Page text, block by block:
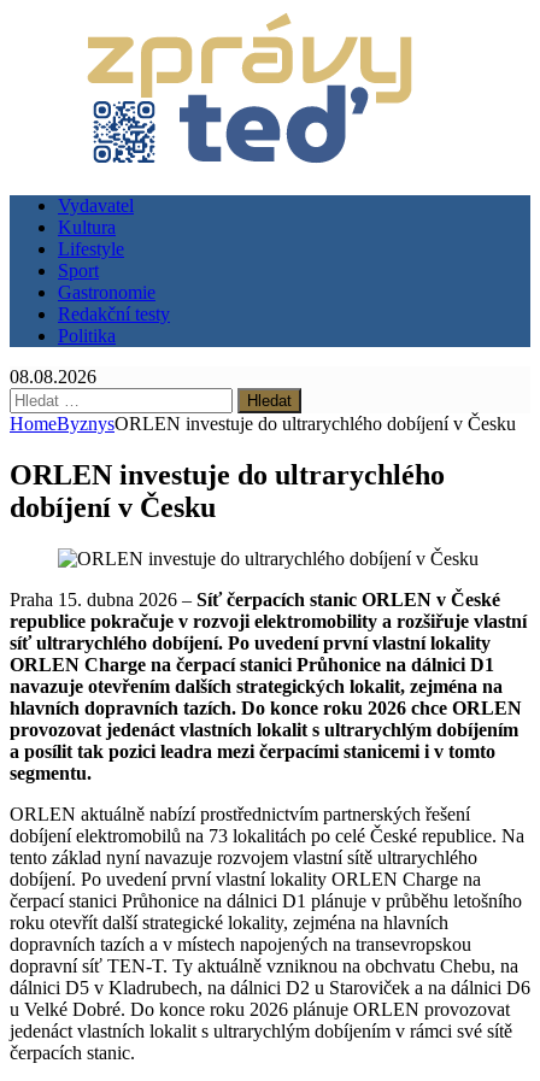
Vydavatel
Kultura
Lifestyle
Sport
Gastronomie
Redakční testy
Politika
08.08.2026
Vyhledávání
HomeByznysORLEN investuje do ultrarychlého dobíjení v Česku
ORLEN investuje do ultrarychlého
dobíjení v Česku
Praha 15. dubna 2026 – Síť čerpacích stanic ORLEN v České
republice pokračuje v rozvoji elektromobility a rozšiřuje vlastní
síť ultrarychlého dobíjení. Po uvedení první vlastní lokality
ORLEN Charge na čerpací stanici Průhonice na dálnici D1
navazuje otevřením dalších strategických lokalit, zejména na
hlavních dopravních tazích. Do konce roku 2026 chce ORLEN
provozovat jedenáct vlastních lokalit s ultrarychlým dobíjením
a posílit tak pozici leadra mezi čerpacími stanicemi i v tomto
segmentu.
ORLEN aktuálně nabízí prostřednictvím partnerských řešení
dobíjení elektromobilů na 73 lokalitách po celé České republice. Na
tento základ nyní navazuje rozvojem vlastní sítě ultrarychlého
dobíjení. Po uvedení první vlastní lokality ORLEN Charge na
čerpací stanici Průhonice na dálnici D1 plánuje v průběhu letošního
roku otevřít další strategické lokality, zejména na hlavních
dopravních tazích a v místech napojených na transevropskou
dopravní síť TEN‑T. Ty aktuálně vzniknou na obchvatu Chebu, na
dálnici D5 v Kladrubech, na dálnici D2 u Staroviček a na dálnici D6
u Velké Dobré. Do konce roku 2026 plánuje ORLEN provozovat
jedenáct vlastních lokalit s ultrarychlým dobíjením v rámci své sítě
čerpacích stanic.